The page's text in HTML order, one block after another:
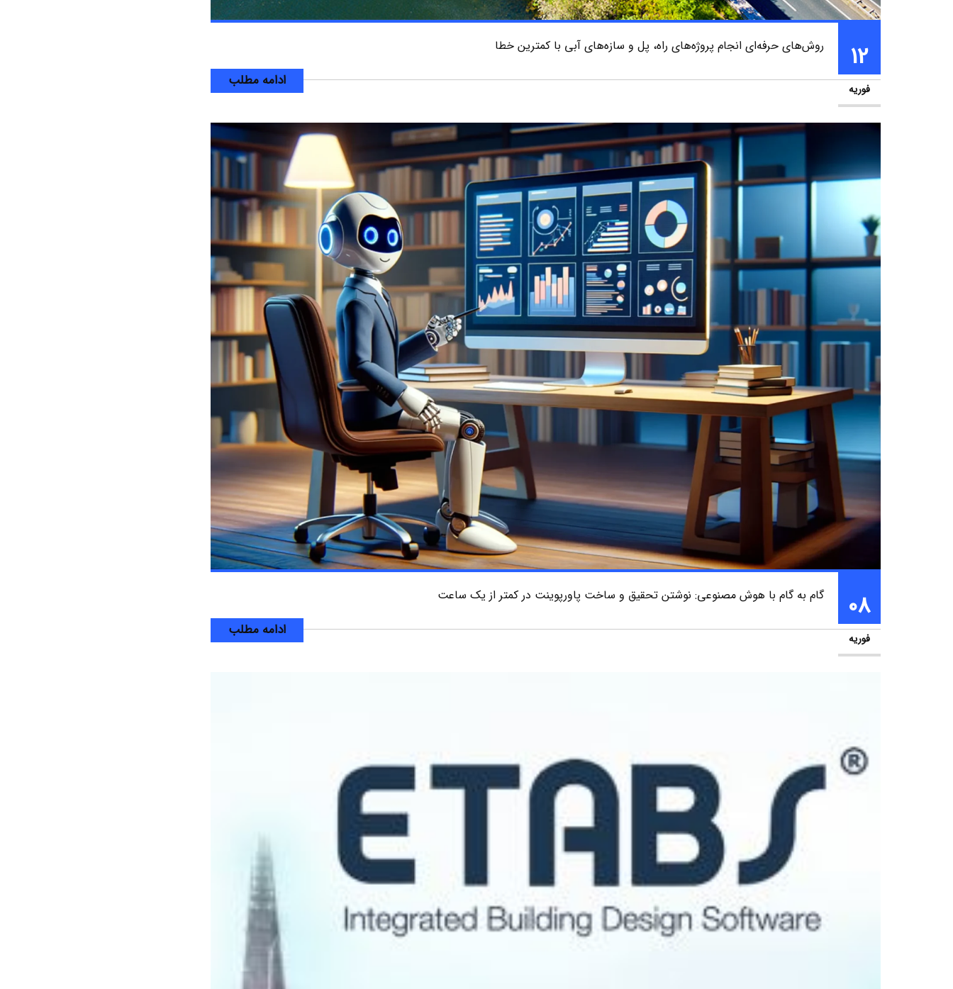
12
فوریه
روش‌های حرفه‌ای انجام پروژه‌های راه، پل و سازه‌های آبی با کمترین خطا
ادامه مطلب
08
فوریه
گام به گام با هوش مصنوعی: نوشتن تحقیق و ساخت پاورپوینت در کمتر از یک ساعت
ادامه مطلب